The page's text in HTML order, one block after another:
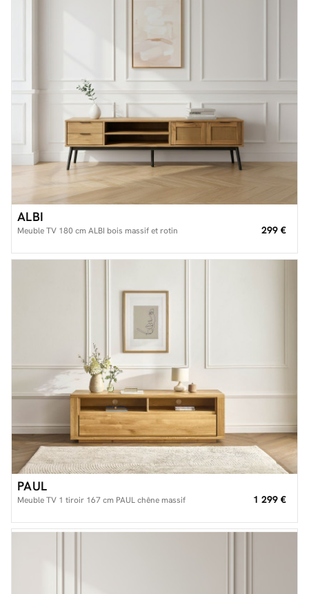
ALBI
Meuble TV 180 cm ALBI bois massif et rotin 299 €
PAUL
Meuble TV 1 tiroir 167 cm PAUL chêne massif 1 299 €